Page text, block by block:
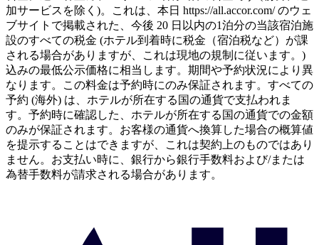
加サービスを除く)。これは、本日 https://all.accor.com/ のウェ
ブサイトで掲載された、今後 20 日以内の1泊分の当該宿泊施
設のすべての税金 (ホテル到着時に税金（宿泊税など）が課
される場合がありますが、これは現地の規制に従います。)
込みの最低公示価格に相当します。期間や予約状況により異
なります。この料金は予約時にのみ保証されます。すべての
予約 (海外) は、ホテルが所在する国の通貨で支払われま
す。予約時に確認した、ホテルが所在する国の通貨での金額
のみが保証されます。お客様の通貨へ換算した場合の概算値
を提示することはできますが、これは契約上のものではあり
ません。お支払い時に、銀行から銀行手数料および/または
為替手数料が請求される場合があります。